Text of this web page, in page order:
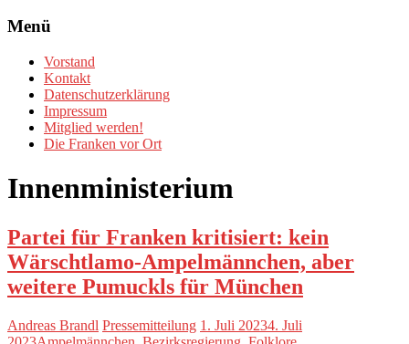
Menü
Vorstand
Kontakt
Datenschutzerklärung
Impressum
Mitglied werden!
Die Franken vor Ort
Innenministerium
Partei für Franken kritisiert: kein
Wärschtlamo-Ampelmännchen, aber
weitere Pumuckls für München
Andreas Brandl Pressemitteilung 1. Juli 20234. Juli